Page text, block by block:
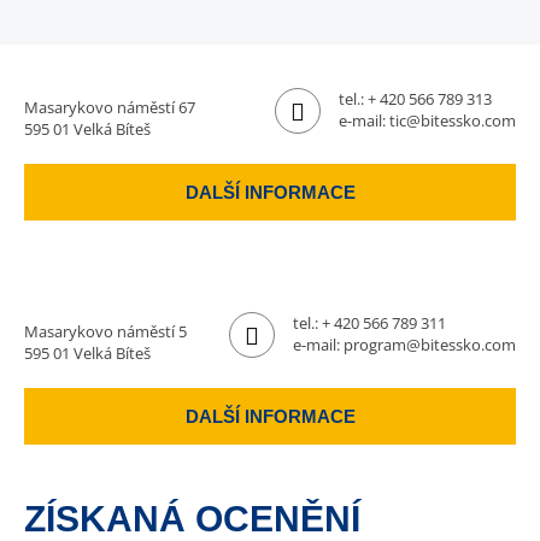
Masarykovo náměstí 67
595 01 Velká Bíteš
tel.:+ 420 566 789 313
e-mail:tic@bitessko.com
DALŠÍ INFORMACE
Masarykovo náměstí 5
595 01 Velká Bíteš
tel.:+ 420 566 789 311
e-mail: program@bitessko.com
DALŠÍ INFORMACE
ZÍSKANÁ OCENĚNÍ